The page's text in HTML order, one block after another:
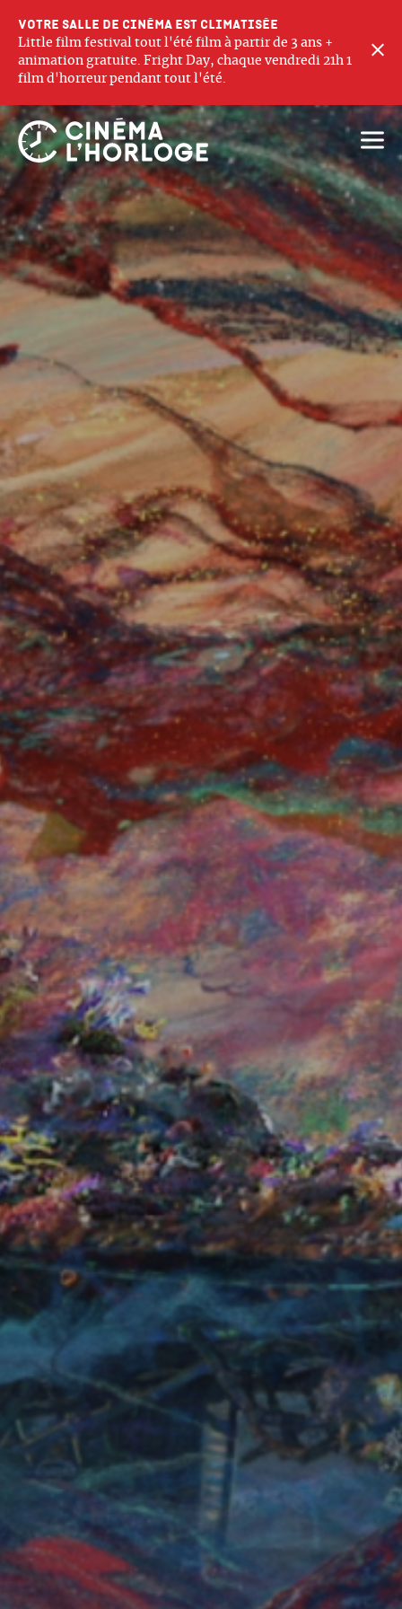
Votre salle de cinéma est climatisée
Little film festival tout l'été film à partir de 3 ans +
animation gratuite. Fright Day, chaque vendredi 21h 1
film d'horreur pendant tout l'été.